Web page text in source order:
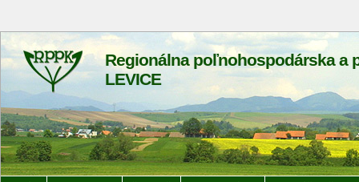
Regionálna poľnohospodárska a
LEVICE